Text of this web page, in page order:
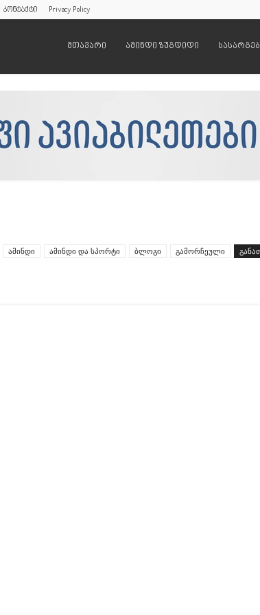
კონტაქტი Privacy Policy
მთავარი ამინდი ზუგდიდი
ამინდი ამინდი და სპორტი ბლოგი გამორჩეული